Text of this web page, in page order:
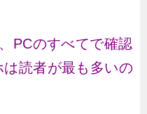
PCのすべてで確認
読者が最も多いの